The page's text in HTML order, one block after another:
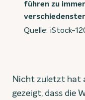
führen zu
Quelle: iStock-
Nicht zuletzt hat
gezeigt, dass die